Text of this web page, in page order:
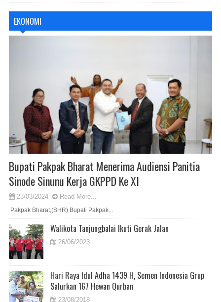
EKONOMI
Bupati Pakpak Bharat Menerima Audiensi Panitia
Sinode Sinunu Kerja GKPPD Ke XI
23/03/2024 Read More...
Pakpak Bharat,(SHR) Bupati Pakpak...
Walikota Tanjungbalai Ikuti Gerak Jalan
26/06/2023
Hari Raya Idul Adha 1439 H, Semen Indonesia Grup
Salurkan 167 Hewan Qurban
23/08/2018